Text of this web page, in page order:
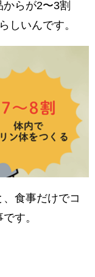
らが2〜3割
しいんです。
食事だけでコ
す。